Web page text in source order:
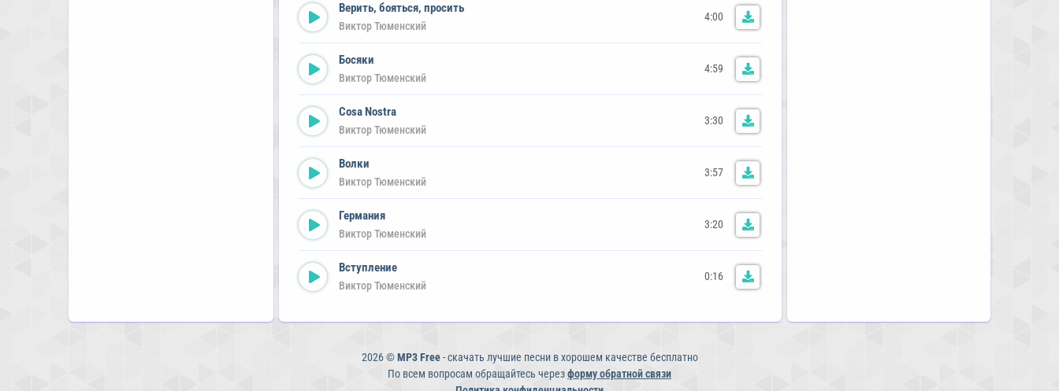
Верить, бояться, просить
Виктор Тюменский
4:00
Босяки
Виктор Тюменский
4:59
Cosa Nostra
Виктор Тюменский
3:30
Волки
Виктор Тюменский
3:57
Германия
Виктор Тюменский
3:20
Вступление
Виктор Тюменский
0:16
2026 ©MP3 Free- скачать лучшие песни в хорошем качестве бесплатно
По всем вопросам обращайтесь черезформу обратной связи